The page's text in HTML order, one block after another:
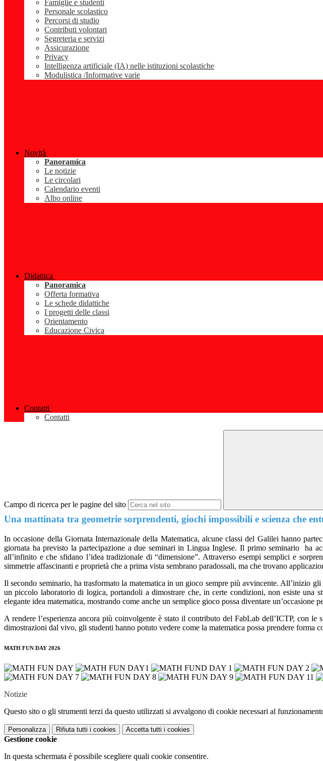
Famiglie e studenti
Personale scolastico
Percorsi di studio
Contributi volontari
Segreteria e servizi
Assicurazione
Privacy
Intelligenza artificiale (IA) nelle istituzioni scolastiche
Modulistica /Informative varie
Novità
Panoramica
Le notizie
Le circolari
Calendario eventi
Albo online
Didattica
Panoramica
Offerta formativa
Le schede didattiche
I progetti delle classi
Orientamento
Educazione Civica
Contatti
Contatti
Campo di ricerca per le pagine del sito
Una mattinata tra geometrie sorprendenti, giochi impossibili e scienza che
In occasione della Giornata Internazionale della Matematica, alcune classi del Galilei hanno
giornata ha previsto la partecipazione a due seminari in Lingua Inglese. Il primo seminario ha
all’infinito e che sfidano l’idea tradizionale di “dimensione”. Attraverso esempi semplici e
simmetrie affascinanti e proprietà che a prima vista sembrano paradossali, ma che trovano
Il secondo seminario, ha trasformato la matematica in un gioco sempre più avvincente. All’inizio
un piccolo laboratorio di logica, portandoli a dimostrare che, in certe condizioni, non esiste una
elegante idea matematica, mostrando come anche un semplice gioco possa diventare un’occasione
A rendere l’esperienza ancora più coinvolgente è stato il contributo del FabLab dell’ICTP, con
dimostrazioni dal vivo, gli studenti hanno potuto vedere come la matematica possa prendere forma
MATH FUN DAY 2026
Notizie
Questo sito o gli strumenti terzi da questo utilizzati si avvalgono di cookie necessari al
Personalizza Rifiuta tutti i cookies Accetta tutti i cookies
Gestione cookie
In questa schermata è possibile scegliere quali cookie consentire.